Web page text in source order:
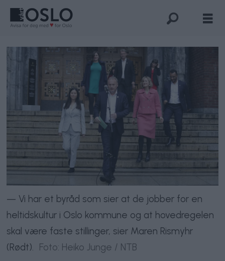
— Vi har et byråd som sier at de jobber for en
heltidskultur i Oslo kommune og at hovedregelen
skal være faste stillinger, sier Maren Rismyhr
(Rødt). Foto: Heiko Junge / NTB